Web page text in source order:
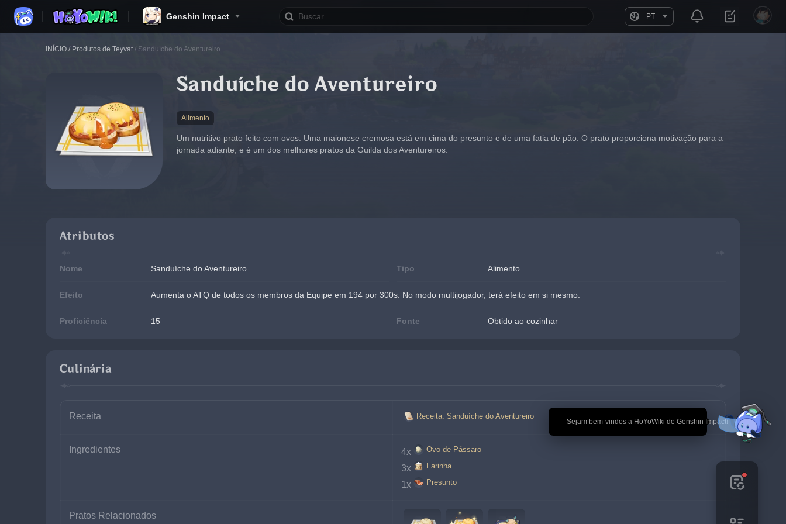
Genshin Impact PT
🎉 Sejam bem-vindos a HoYoWiki de Genshin Impact!
INÍCIO / Produtos de Teyvat / Sanduíche do Aventureiro
Sanduíche do Aventureiro
Alimento
Um nutritivo prato feito com ovos. Uma maionese cremosa está em cima do presunto e de uma fatia de pão. O prato proporciona motivação para a
jornada adiante, e é um dos melhores pratos da Guilda dos Aventureiros.
Atributos
Nome Sanduíche do Aventureiro Tipo Alimento
Efeito Aumenta o ATQ de todos os membros da Equipe em 194 por 300s. No modo multijogador, terá efeito em si mesmo.
Proficiência 15 Fonte Obtido ao cozinhar
Culinária
Receita Receita: Sanduíche do Aventureiro
Ingredientes 4x Ovo de Pássaro
3x Farinha
1x Presunto
Pratos Relacionados